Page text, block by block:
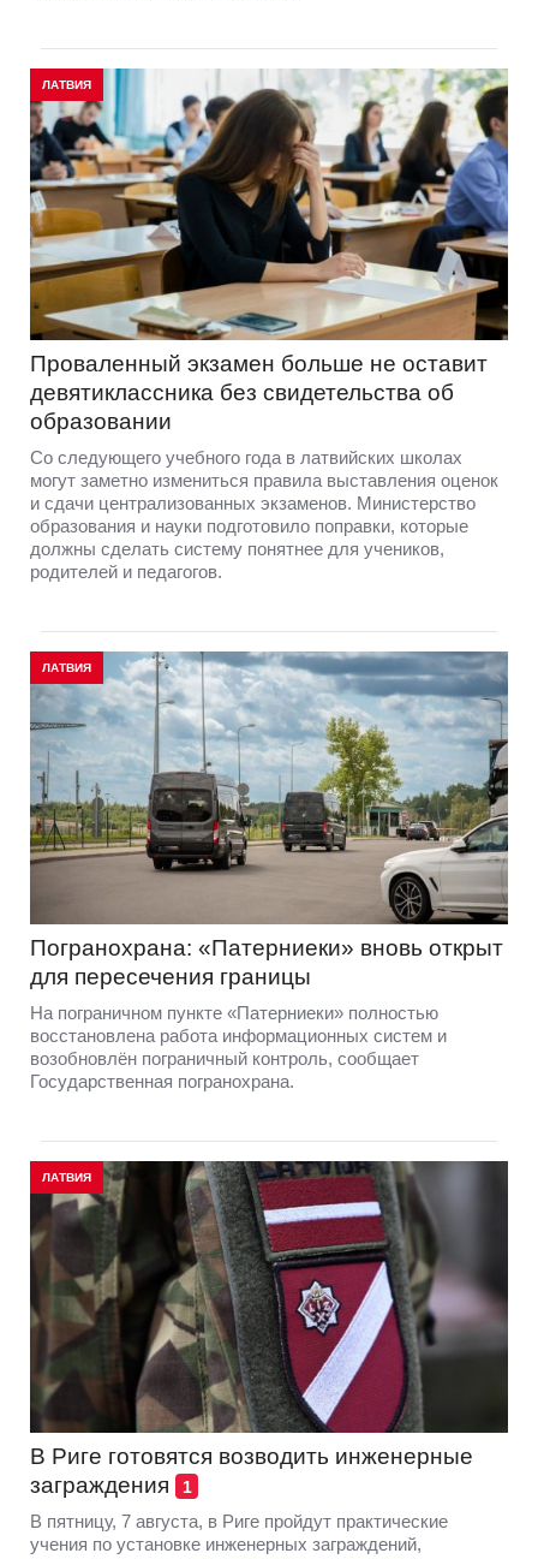
ЛАТВИЯ
Проваленный экзамен больше не оставит
девятиклассника без свидетельства об
образовании
Со следующего учебного года в латвийских школах
могут заметно измениться правила выставления оценок
и сдачи централизованных экзаменов. Министерство
образования и науки подготовило поправки, которые
должны сделать систему понятнее для учеников,
родителей и педагогов.
ЛАТВИЯ
Погранохрана: «Патерниеки» вновь открыт
для пересечения границы
На пограничном пункте «Патерниеки» полностью
восстановлена работа информационных систем и
возобновлён пограничный контроль, сообщает
Государственная погранохрана.
ЛАТВИЯ
В Риге готовятся возводить инженерные
заграждения
1
В пятницу, 7 августа, в Риге пройдут практические
учения по установке инженерных заграждений,